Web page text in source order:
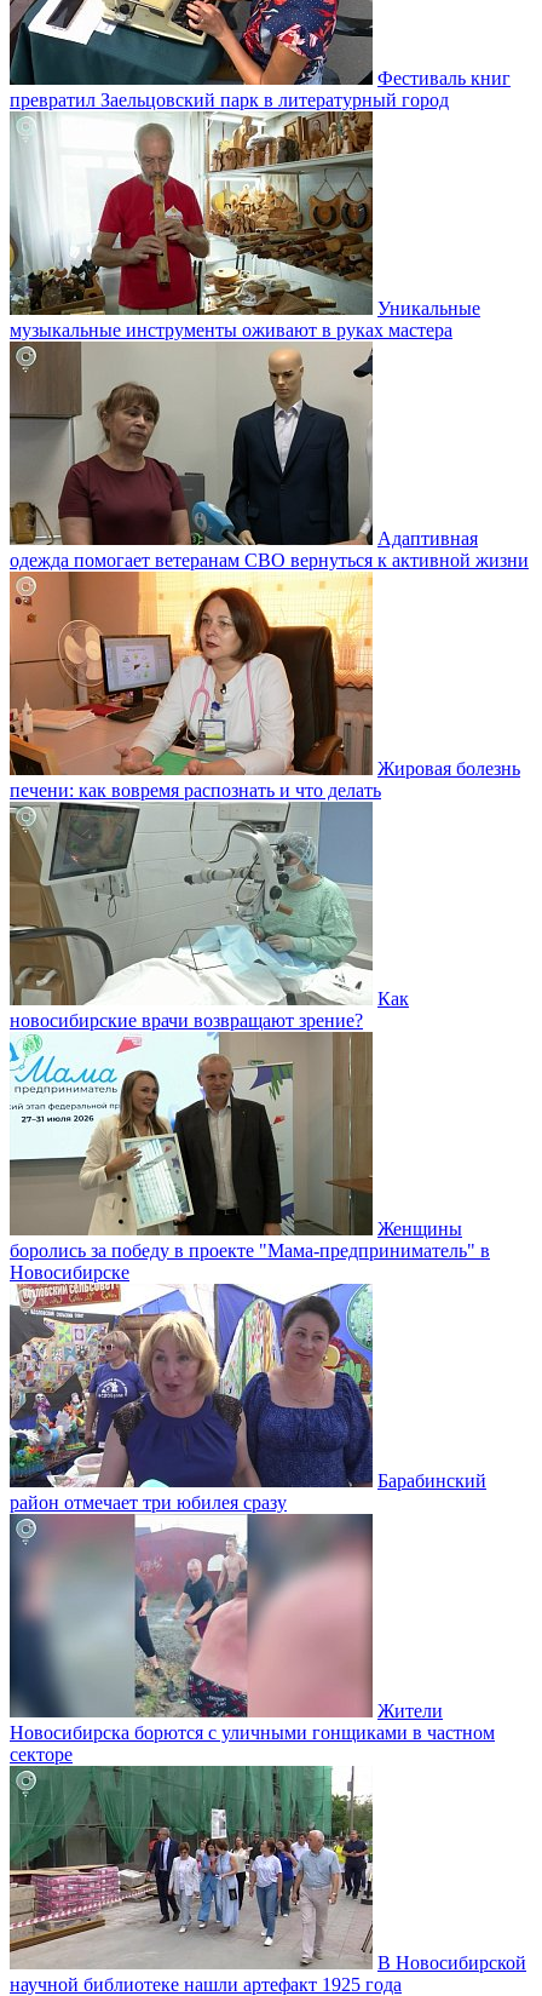
Фестиваль книг
превратил Заельцовский парк в литературный город
Уникальные
музыкальные инструменты оживают в руках мастера
Адаптивная
одежда помогает ветеранам СВО вернуться к активной жизни
Жировая болезнь
печени: как вовремя распознать и что делать
Как
новосибирские врачи возвращают зрение?
Женщины
боролись за победу в проекте "Мама-предприниматель" в
Новосибирске
Барабинский
район отмечает три юбилея сразу
Жители
Новосибирска борются с уличными гонщиками в частном
секторе
В Новосибирской
научной библиотеке нашли артефакт 1925 года